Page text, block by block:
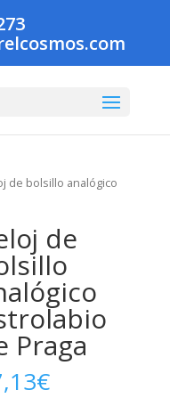
de bolsillo analógico
de
Praga
€